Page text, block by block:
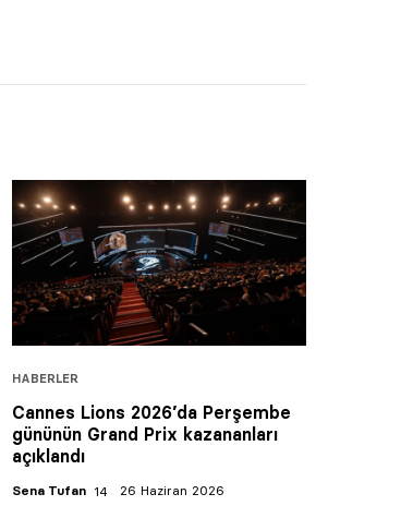
HABERLER
Cannes Lions 2026’da Perşembe
gününün Grand Prix kazananları
açıklandı
Sena Tufan 26 Haziran 2026